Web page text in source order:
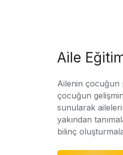
Aile
Ailenin çocuğun
çocuğun
sunularak
yakından
bilinç